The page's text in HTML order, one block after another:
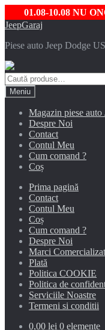
01.08-10.08 NU
Sari
navigare
Sari
conținut
JeepGaraj
Piese auto Jeep Dodge
Caută
după:
Meniu
Magazin piese auto
Despre Noi
Contact
Contul Meu
Cum comand ?
Coș
Prima pagină
Contact
Contul Meu
Coș
Cum comand ?
Despre Noi
Marci
Plată
Politica COOKIE
Politica de
Serviciile Noastre
Termeni si conditii
0,00 lei 0 elemente